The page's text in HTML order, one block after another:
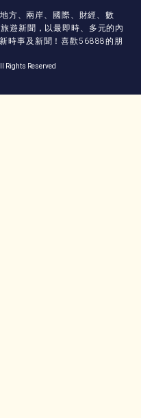
方、兩岸、國際、財經、數
遊新聞，以最即時、多元的內
時事及新聞！喜歡56888的朋
Rights Reserved